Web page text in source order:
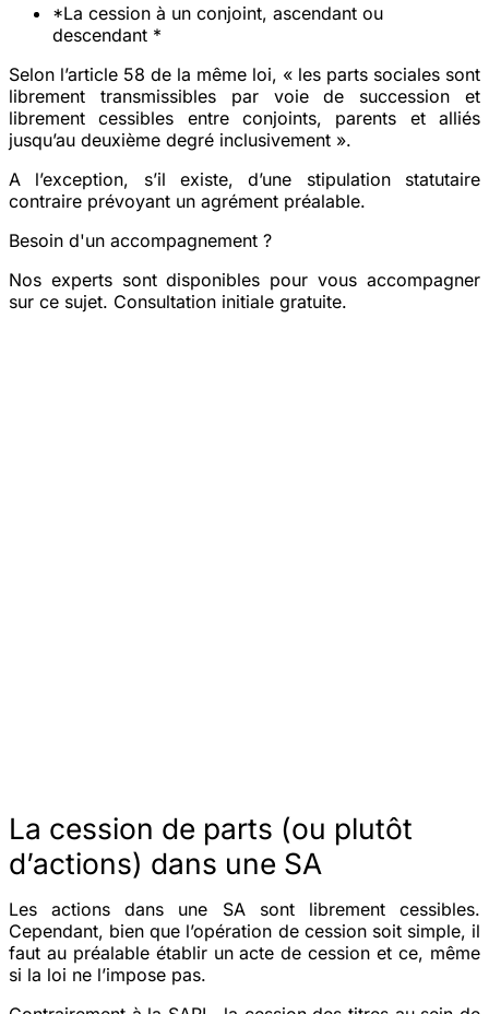
*La cession à un conjoint, ascendant ou
descendant *
Selon l’article 58 de la même loi, « les parts sociales sont
librement transmissibles par voie de succession et
librement cessibles entre conjoints, parents et alliés
jusqu’au deuxième degré inclusivement ».
A l’exception, s’il existe, d’une stipulation statutaire
contraire prévoyant un agrément préalable.
Besoin d'un accompagnement ?
Nos experts sont disponibles pour vous accompagner
sur ce sujet. Consultation initiale gratuite.
La cession de parts (ou plutôt
d’actions) dans une SA
Les actions dans une SA sont librement cessibles.
Cependant, bien que l’opération de cession soit simple, il
faut au préalable établir un acte de cession et ce, même
si la loi ne l’impose pas.